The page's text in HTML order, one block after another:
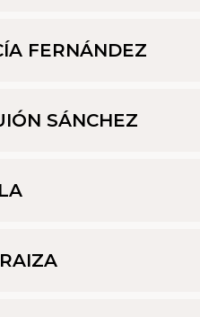
FERNÁNDEZ
SÁNCHEZ